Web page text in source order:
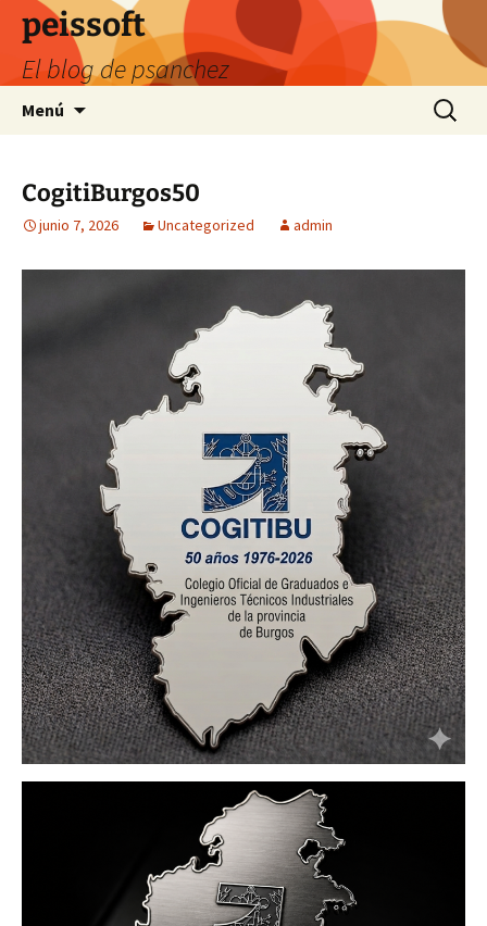
Saltar
contenido
peissoft
El blog de psanchez
Menú Buscar:
CogitiBurgos50
junio 7, 2026 Uncategorized admin